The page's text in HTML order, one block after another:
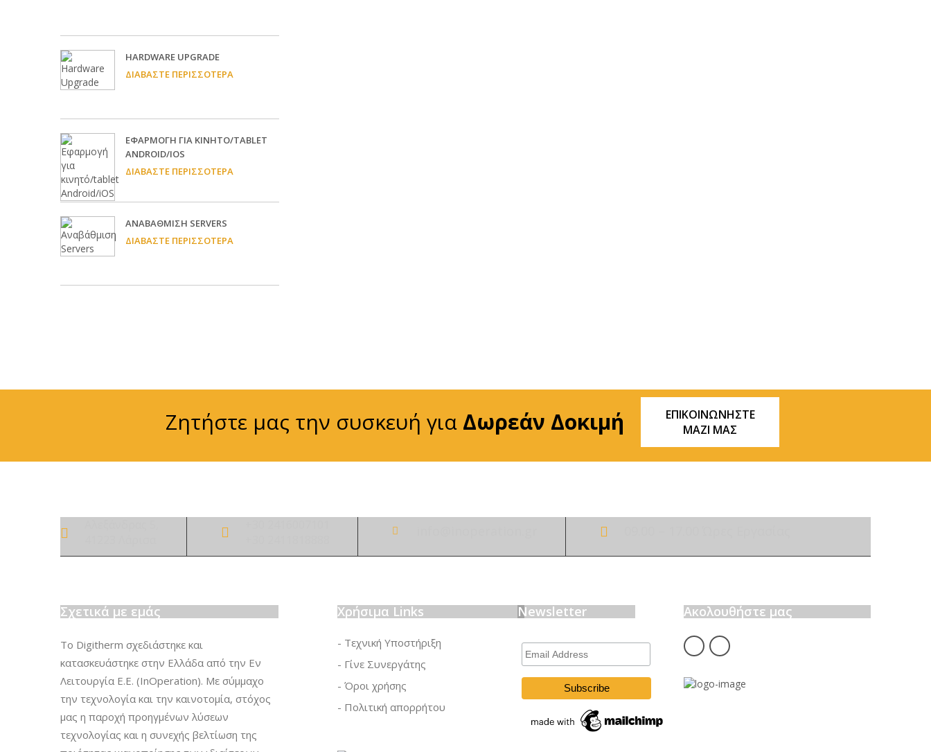
HARDWARE UPGRADE
ΔΙΑΒΆΣΤΕ ΠΕΡΙΣΣΌΤΕΡΑ
EΦΑΡΜΟΓΉ ΓΙΑ ΚΙΝΗΤΌ/TABLET
ANDROID/IOS
ΔΙΑΒΆΣΤΕ ΠΕΡΙΣΣΌΤΕΡΑ
ΑΝΑΒΆΘΜΙΣΗ SERVERS
ΔΙΑΒΆΣΤΕ ΠΕΡΙΣΣΌΤΕΡΑ
Ζητήστε μας την συσκευή για Δωρεάν Δοκιμή
ΕΠΙΚΟΙΝΩΝΗΣΤΕ
ΜΑΖΙ ΜΑΣ
Σχετικά με εμάς
Το Digitherm σχεδιάστηκε και
κατασκευάστηκε στην Ελλάδα από την Εν
Λειτουργία Ε.Ε. (InOperation). Με σύμμαχο
την τεχνολογία και την καινοτομία, στόχος
μας η παροχή προηγμένων λύσεων
τεχνολογίας και η συνεχής βελτίωση της
Χρήσιμα Links
- Τεχνική Υποστήριξη
- Γίνε Συνεργάτης
- Όροι χρήσης
- Πολιτική απορρήτου
Newsletter
Email
Address
Ακολουθήστε μας
fb insta